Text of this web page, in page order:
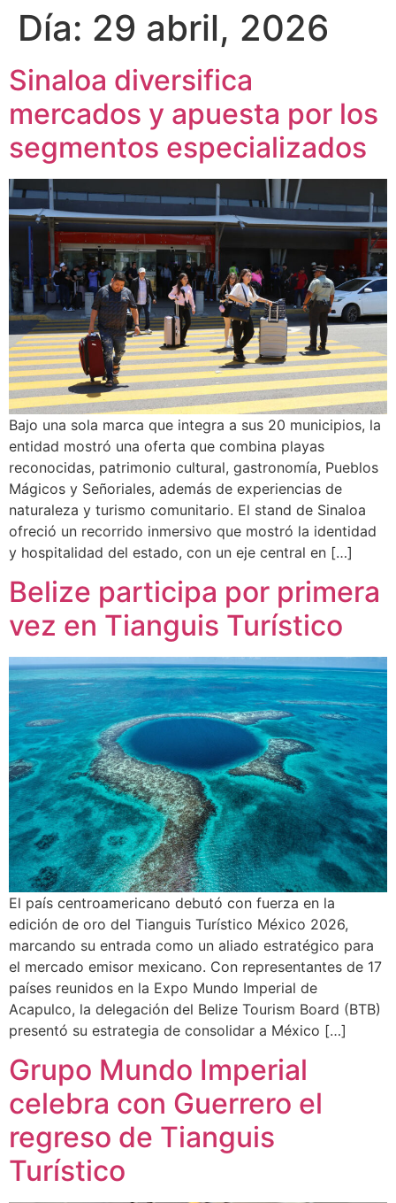
Día: 29 abril, 2026
Sinaloa diversifica
mercados y apuesta por los
segmentos especializados
Bajo una sola marca que integra a sus 20 municipios, la
entidad mostró una oferta que combina playas
reconocidas, patrimonio cultural, gastronomía, Pueblos
Mágicos y Señoriales, además de experiencias de
naturaleza y turismo comunitario. El stand de Sinaloa
ofreció un recorrido inmersivo que mostró la identidad
y hospitalidad del estado, con un eje central en […]
Belize participa por primera
vez en Tianguis Turístico
El país centroamericano debutó con fuerza en la
edición de oro del Tianguis Turístico México 2026,
marcando su entrada como un aliado estratégico para
el mercado emisor mexicano. Con representantes de 17
países reunidos en la Expo Mundo Imperial de
Acapulco, la delegación del Belize Tourism Board (BTB)
presentó su estrategia de consolidar a México […]
Grupo Mundo Imperial
celebra con Guerrero el
regreso de Tianguis
Turístico